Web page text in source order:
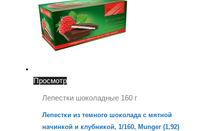
Просмотр
Лепестки шоколадные 160 г
Лепестки из темного шоколада с мятной
начинкой и клубникой, 1/160, Munger (1,92)